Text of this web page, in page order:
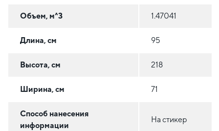
Объем, м^3 1.47041
Длина, см 95
Высота, см 218
Ширина, см 71
Способ нанесения
информации
На стикер